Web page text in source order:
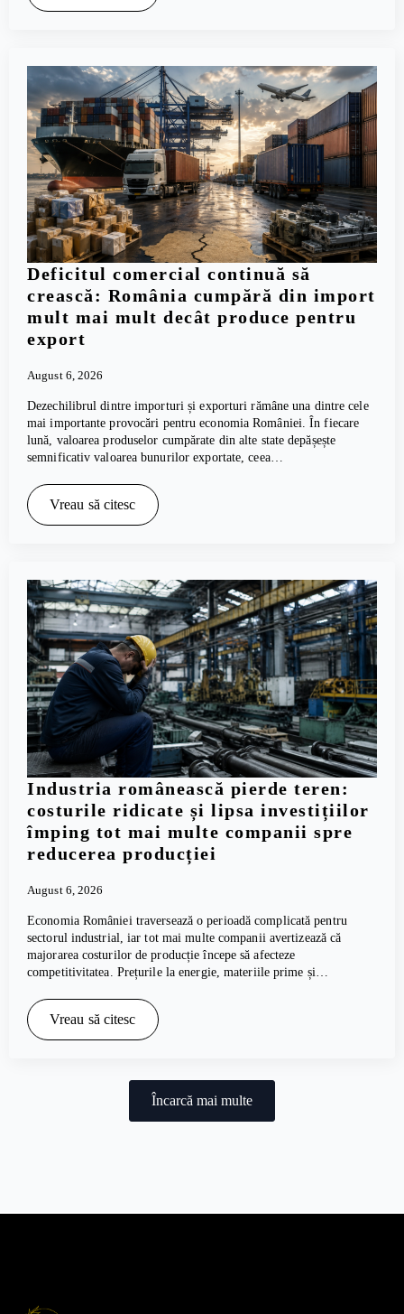
Deficitul comercial continuă să
crească: România cumpără din import
mult mai mult decât produce pentru
export
August 6, 2026
Dezechilibrul dintre importuri și exporturi rămâne una dintre cele
mai importante provocări pentru economia României. În fiecare
lună, valoarea produselor cumpărate din alte state depășește
semnificativ valoarea bunurilor exportate, ceea…
Vreau să citesc
Industria românească pierde teren:
costurile ridicate și lipsa investițiilor
împing tot mai multe companii spre
reducerea producției
August 6, 2026
Economia României traversează o perioadă complicată pentru
sectorul industrial, iar tot mai multe companii avertizează că
majorarea costurilor de producție începe să afecteze
competitivitatea. Prețurile la energie, materiile prime și…
Vreau să citesc
Încarcă mai multe